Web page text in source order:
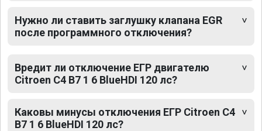
Нужно ли ставить заглушку клапана EGR
после программного отключения?
Вредит ли отключение ЕГР двигателю
Citroen C4 B7 1 6 BlueHDI 120 лс?
Каковы минусы отключения ЕГР Citroen C4
B7 1 6 BlueHDI 120 лс?